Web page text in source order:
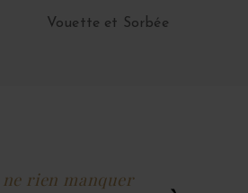
Vouette et Sorbée
ne rien manquer